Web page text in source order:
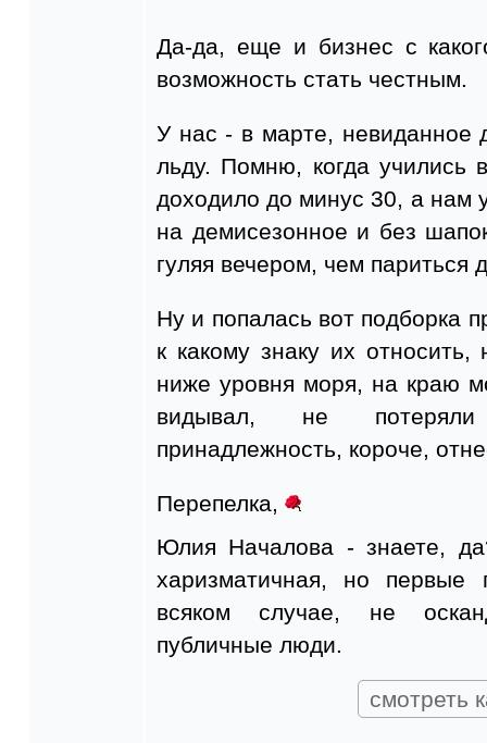
Да-да, еще и бизнес с
возможность стать честным.
У нас - в марте, невиданное
льду. Помню, когда
доходило до минус 30, а нам
на демисезонное и без
гуляя вечером, чем париться
Ну и попалась вот подборка
к какому знаку их
ниже уровня моря, на краю
видывал, не
принадлежность, короче,
Перепелка,
Юлия Началова - знаете,
харизматичная, но
всяком случае, не
публичные люди.
смотреть